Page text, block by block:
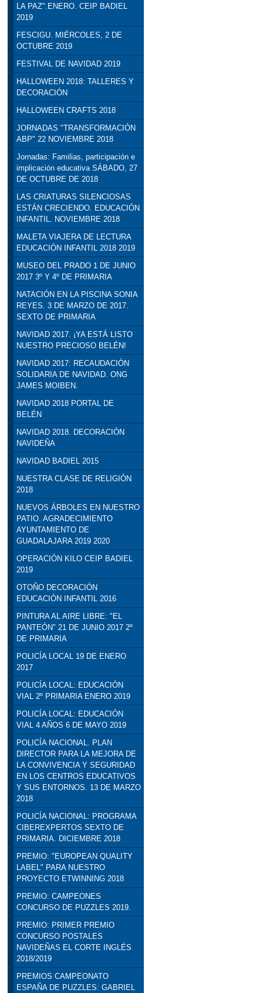
LA PAZ".ENERO. CEIP BADIEL
2019
FESCIGU. MIÉRCOLES, 2 DE
OCTUBRE 2019
FESTIVAL DE NAVIDAD 2019
HALLOWEEN 2018: TALLERES Y
DECORACIÓN
HALLOWEEN CRAFTS 2018
JORNADAS "TRANSFORMACIÓN
ABP" 22 NOVIEMBRE 2018
Jornadas: Familias, participación e
implicación educativa SÁBADO, 27
DE OCTUBRE DE 2018
LAS CRIATURAS SILENCIOSAS
ESTÁN CRECIENDO. EDUCACIÓN
INFANTIL. NOVIEMBRE 2018
MALETA VIAJERA DE LECTURA
EDUCACIÓN INFANTIL 2018 2019
MUSEO DEL PRADO 1 DE JUNIO
2017 3º Y 4º DE PRIMARIA
NATACIÓN EN LA PISCINA SONIA
REYES. 3 DE MARZO DE 2017.
SEXTO DE PRIMARIA
NAVIDAD 2017. ¡YA ESTÁ LISTO
NUESTRO PRECIOSO BELÉN!
NAVIDAD 2017: RECAUDACIÓN
SOLIDARIA DE NAVIDAD. ONG
JAMES MOIBEN.
NAVIDAD 2018 PORTAL DE
BELÉN
NAVIDAD 2018. DECORACIÓN
NAVIDEÑA
NAVIDAD BADIEL 2015
NUESTRA CLASE DE RELIGIÓN
2018
NUEVOS ÁRBOLES EN NUESTRO
PATIO. AGRADECIMIENTO
AYUNTAMIENTO DE
GUADALAJARA 2019 2020
OPERACIÓN KILO CEIP BADIEL
2019
OTOÑO DECORACIÓN
EDUCACIÓN INFANTIL 2016
PINTURA AL AIRE LIBRE: "EL
PANTEÓN" 21 DE JUNIO 2017 2º
DE PRIMARIA
POLICÍA LOCAL 19 DE ENERO
2017
POLICÍA LOCAL: EDUCACIÓN
VIAL 2º PRIMARIA ENERO 2019
POLICÍA LOCAL: EDUCACIÓN
VIAL 4 AÑOS 6 DE MAYO 2019
POLICÍA NACIONAL. PLAN
DIRECTOR PARA LA MEJORA DE
LA CONVIVENCIA Y SEGURIDAD
EN LOS CENTROS EDUCATIVOS
Y SUS ENTORNOS. 13 DE MARZO
2018
POLICÍA NACIONAL: PROGRAMA
CIBEREXPERTOS SEXTO DE
PRIMARIA. DICIEMBRE 2018
PREMIO: "EUROPEAN QUALITY
LABEL" PARA NUESTRO
PROYECTO ETWINNING 2018
PREMIO: CAMPEONES
CONCURSO DE PUZZLES 2019.
PREMIO: PRIMER PREMIO
CONCURSO POSTALES
NAVIDEÑAS EL CORTE INGLÉS
2018/2019
PREMIOS CAMPEONATO
ESPAÑA DE PUZZLES: GABRIEL